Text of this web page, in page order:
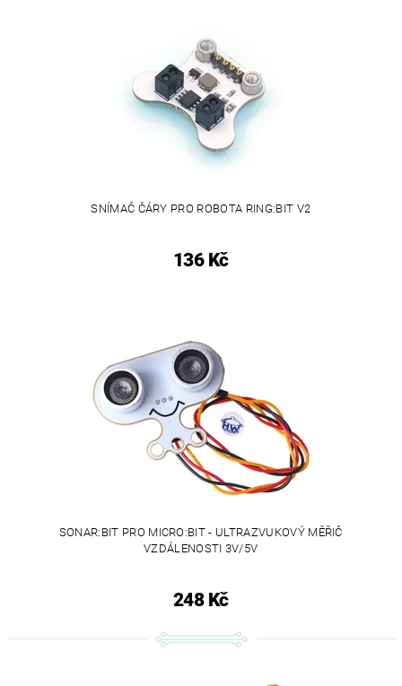
SNÍMAČ ČÁRY PRO ROBOTA RING:BIT V2
136 Kč
SONAR:BIT PRO MICRO:BIT - ULTRAZVUKOVÝ MĚŘIČ
VZDÁLENOSTI 3V/5V
248 Kč